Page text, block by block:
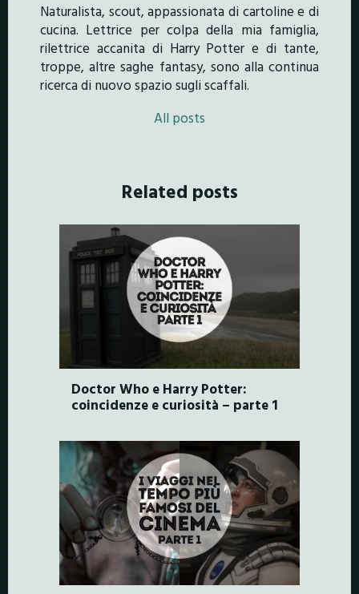
Naturalista, scout, appassionata di cartoline e di
cucina. Lettrice per colpa della mia famiglia,
rilettrice accanita di Harry Potter e di tante,
troppe, altre saghe fantasy, sono alla continua
ricerca di nuovo spazio sugli scaffali.
All posts
Related posts
Doctor Who e Harry Potter:
coincidenze e curiosità – parte 1